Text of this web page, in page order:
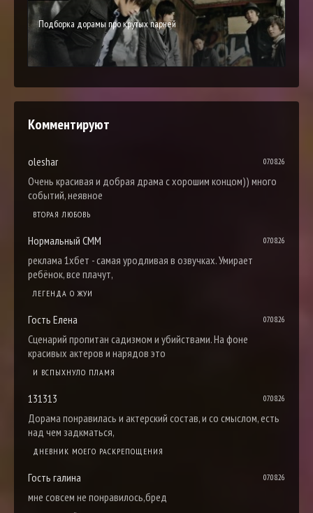
Подборка дорамы про крутых парней
Комментируют
oleshar 07.08.26
Очень красивая и добрая драма с хорошим концом)) много
событий, неявное
ВТОРАЯ ЛЮБОВЬ
Нормальный СММ 07.08.26
реклама 1хбет - самая уродливая в озвучках. Умирает
ребёнок, все плачут,
ЛЕГЕНДА О ЖУИ
Гость Елена 07.08.26
Сценарий пропитан садизмом и убийствами. На фоне
красивых актеров и нарядов это
И ВСПЫХНУЛО ПЛАМЯ
131313 07.08.26
Дорама понравилась и актерский состав, и со смыслом, есть
над чем задкматься,
ДНЕВНИК МОЕГО РАСКРЕПОЩЕНИЯ
Гость галина 07.08.26
мне совсем не понравилось,бред